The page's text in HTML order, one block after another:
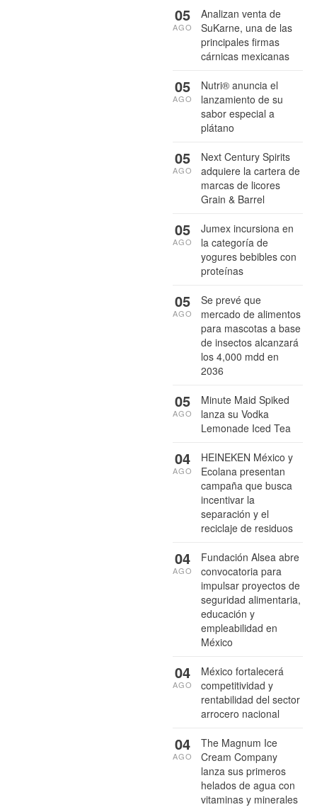
Analizan venta de
SuKarne, una de las
principales firmas
cárnicas mexicanas
05
AGO
Nutri® anuncia el
lanzamiento de su
sabor especial a
plátano
05
AGO
Next Century Spirits
adquiere la cartera de
marcas de licores
Grain & Barrel
05
AGO
Jumex incursiona en
la categoría de
yogures bebibles con
proteínas
05
AGO
Se prevé que
mercado de alimentos
para mascotas a base
de insectos alcanzará
los 4,000 mdd en
2036
05
AGO
Minute Maid Spiked
lanza su Vodka
Lemonade Iced Tea
05
AGO
HEINEKEN México y
Ecolana presentan
campaña que busca
incentivar la
separación y el
reciclaje de residuos
04
AGO
Fundación Alsea abre
convocatoria para
impulsar proyectos de
seguridad alimentaria,
educación y
empleabilidad en
México
04
AGO
México fortalecerá
competitividad y
rentabilidad del sector
arrocero nacional
04
AGO
The Magnum Ice
Cream Company
lanza sus primeros
helados de agua con
vitaminas y minerales
04
AGO